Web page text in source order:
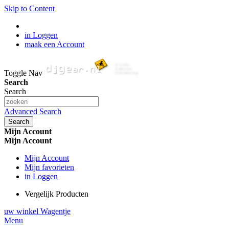
Skip to Content
in Loggen
maak een Account
Toggle Nav
Search
Search
Advanced Search
Search
Mijn Account
Mijn Account
Mijn Account
Mijn favorieten
in Loggen
Vergelijk Producten
uw winkel Wagentje
Menu